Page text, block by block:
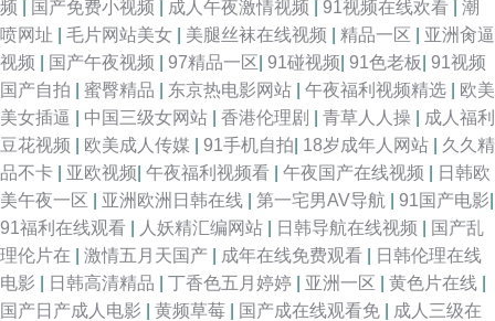
频
国产免费小视频 成人午夜激情视频 91视频在线欢看
潮
喷网址
毛片网站美女 美腿丝袜在线视频 精品一区
亚洲肏逼
视频
国产午夜视频 97精品一区 91碰视频 91色老板
91视频
国产自拍
蜜臀精品 东京热电影网站 午夜福利视频精选
欧美
美女插逼
中国三级女网站 香港伦理剧 青草人人操
成人福利
豆花视频
欧美成人传媒 91手机自拍 18岁成年人网站
久久精
品不卡
亚欧视频 午夜福利视频看 午夜国产在线视频
日韩欧
美午夜一区
亚洲欧洲日韩在线 第一宅男AV导航 91国产电影
91福利在线观看
人妖精汇编网站 日韩导航在线视频
国产乱
理伦片在
激情五月天国产 成年在线免费观看
日韩伦理在线
电影
日韩高清精品 丁香色五月婷婷 亚洲一区 黄色片在线
国产日产成人电影
黄频草莓 国产成在线观看免
成人三级在